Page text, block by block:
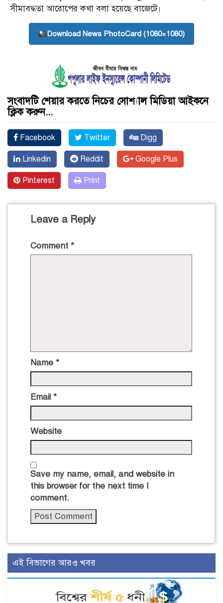
সীমাবদ্ধতা আরোপের কথা বলা হয়েছে বাজেটে।
Download News PhotoCard (1080×1080)
সংবাদটি শেয়ার করতে নিচের সোশ্যাল মিডিয়া আইকনে
ক্লিক করুন...
Facebook Twitter Digg
Linkedin Reddit Google Plus
Pinterest Print
Leave a Reply
Comment *
Name *
Email *
Website
Save my name, email, and website in
this browser for the next time I
comment.
এই বিভাগের আরও খবর